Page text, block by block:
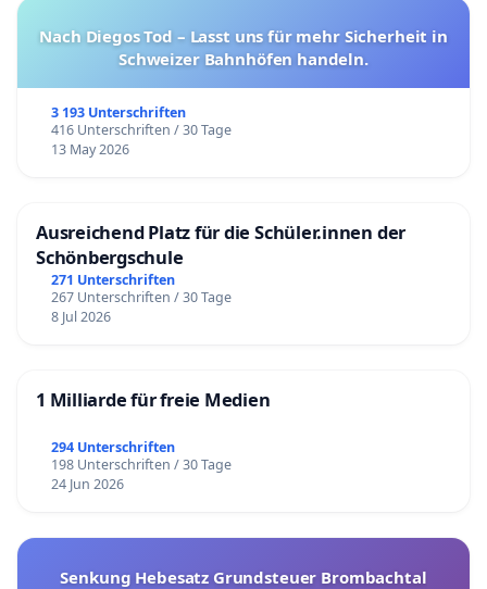
Nach Diegos Tod – Lasst uns für mehr Sicherheit in
Schweizer Bahnhöfen handeln.
3 193 Unterschriften
416 Unterschriften / 30 Tage
13 May 2026
Ausreichend Platz für die Schüler.innen der
Schönbergschule
271 Unterschriften
267 Unterschriften / 30 Tage
8 Jul 2026
1 Milliarde für freie Medien
294 Unterschriften
198 Unterschriften / 30 Tage
24 Jun 2026
Senkung Hebesatz Grundsteuer Brombachtal